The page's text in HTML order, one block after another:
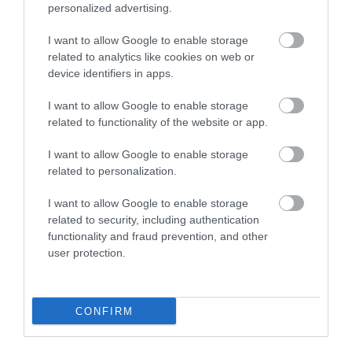
personalized advertising.
I want to allow Google to enable storage
related to analytics like cookies on web or
device identifiers in apps.
I want to allow Google to enable storage
related to functionality of the website or app.
I want to allow Google to enable storage
related to personalization.
I want to allow Google to enable storage
related to security, including authentication
functionality and fraud prevention, and other
user protection.
CONFIRM
sajt olvad egyformán, ezért különösen fontos
odafigyelni arra, hogy melyik tejterméket mennyi
tesszük ki hő hatásának. A zsírosabb sajtok
lágyabb állagúak lesznek az olvasztás után, míg a
kevésbé zsíros fajták könnyen összecsomósodhatnak.
boldog élet egyik kulcsa a sajtfogyasztás
nem más, mint az a tény, hogy